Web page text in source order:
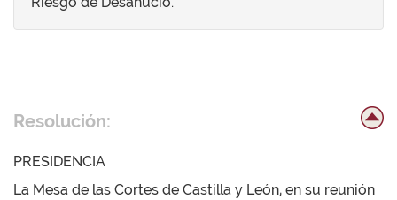
Resolución:
PRESIDENCIA
La Mesa de las Cortes de Castilla y León, en su reunión